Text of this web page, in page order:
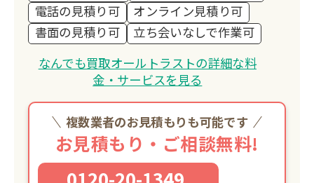
電話の見積り可
オンライン見積り可
書面の見積り可
立ち会いなしで作業可
なんでも買取オールトラストの詳細な料
金・サービスを見る
複数業者のお見積もりも可能です
お見積もり・ご相談無料!